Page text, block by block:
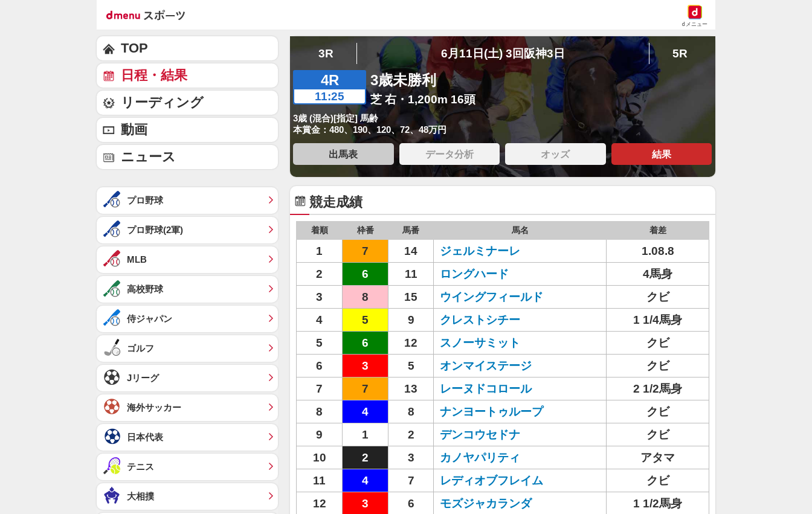
dメニュー
3R 6月11日(土) 3回阪神3日 5R
4R
11:25
3歳未勝利
芝 右・1,200m 16頭
3歳 (混合)[指定] 馬齢
本賞金：480、190、120、72、48万円
出馬表 データ分析 オッズ 結果
競走成績
着順 枠番 馬番 馬名 着差
1 7 14 ジェルミナーレ
1.08.8
2
6 11 ロングハード
4馬身
3
8 15 ウイングフィールド
クビ
4
5 9 クレストシチー
1 1/4馬身
5
6 12 スノーサミット
クビ
6
3 5 オンマイステージ
クビ
7
7 13 レーヌドコロール
2 1/2馬身
8
4 8 ナンヨートゥループ
クビ
9
1 2 デンコウセドナ
クビ
10
2 3 カノヤパリティ
アタマ
11
4 7 レディオブフレイム
クビ
12
3 6 モズジャカランダ
1 1/2馬身
TOP
日程・結果
リーディング
動画
ニュース
プロ野球
プロ野球(2軍)
MLB
高校野球
侍ジャパン
ゴルフ
Jリーグ
海外サッカー
日本代表
テニス
大相撲